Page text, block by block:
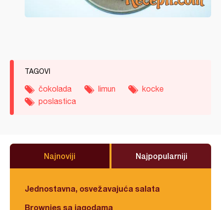
TAGOVI
čokolada limun
kocke
poslastica
Najnoviji Najpopularniji
Jednostavna, osvežavajuća salata
Brownies sa jagodama